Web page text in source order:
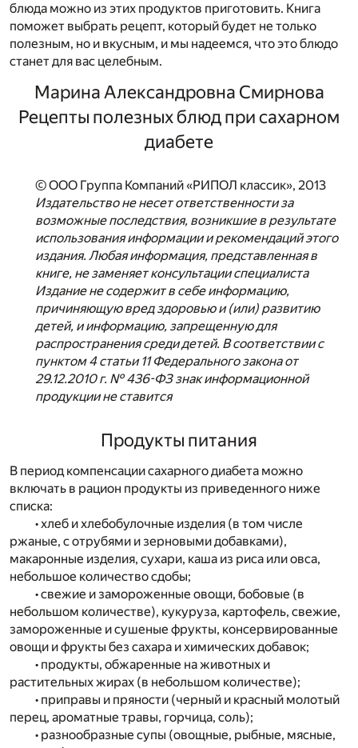
блюда можно из этих продуктов приготовить. Книга
поможет выбрать рецепт, который будет не только
полезным, но и вкусным, и мы надеемся, что это блюдо
станет для вас целебным.
Марина Александровна Смирнова
Рецепты полезных блюд при сахарном
диабете
© ООО Группа Компаний «РИПОЛ классик», 2013
Издательство не несет ответственности за
возможные последствия, возникшие в результате
использования информации и рекомендаций этого
издания. Любая информация, представленная в
книге, не заменяет консультации специалиста
Издание не содержит в себе информацию,
причиняющую вред здоровью и (или) развитию
детей, и информацию, запрещенную для
распространения среди детей. В соответствии с
пунктом 4 статьи 11 Федерального закона от
29.12.2010 г. № 436-ФЗ знак информационной
продукции не ставится
Продукты питания
В период компенсации сахарного диабета можно
включать в рацион продукты из приведенного ниже
списка:
• хлеб и хлебобулочные изделия (в том числе
ржаные, с отрубями и зерновыми добавками),
макаронные изделия, сухари, каша из риса или овса,
небольшое количество сдобы;
• свежие и замороженные овощи, бобовые (в
небольшом количестве), кукуруза, картофель, свежие,
замороженные и сушеные фрукты, консервированные
овощи и фрукты без сахара и химических добавок;
• продукты, обжаренные на животных и
растительных жирах (в небольшом количестве);
• приправы и пряности (черный и красный молотый
перец, ароматные травы, горчица, соль);
• разнообразные супы (овощные, рыбные, мясные,